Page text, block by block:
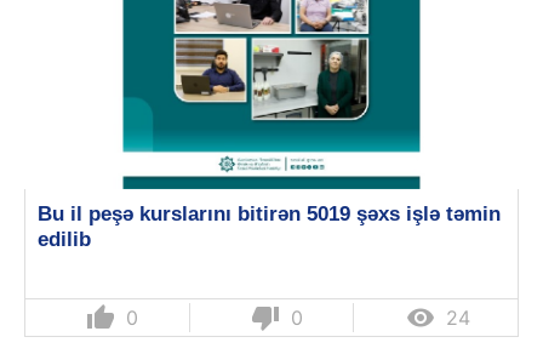
Bu il peşə kurslarını bitirən 5019 şəxs işlə təmin
edilib
thumb_up 0 thumb_down 0  24